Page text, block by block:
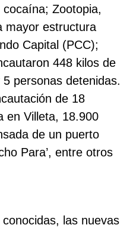
Zootopia,
mayor estructura
Capital (PCC);
448 kilos de
personas detenidas.
de 18
en Villeta, 18.900
de un puerto
Para’, entre otros
las nuevas